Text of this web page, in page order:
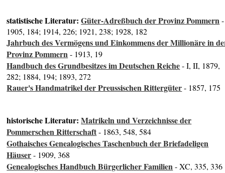
statistische Literatur:Güter-Adreßbuch der Provinz Pommern-
1905, 184; 1914, 226; 1921, 238; 1928, 182
Jahrbuch des Vermögens und Einkommens der Millionäre in
Provinz Pommern- 1913, 19
Handbuch des Grundbesitzes im Deutschen Reiche- I, II, 1879,
282; 1884, 194; 1893, 272
Rauer's Handmatrikel der Preussischen Rittergüter- 1857, 175
historische Literatur:Matrikeln und Verzeichnisse der
Pommerschen Ritterschaft- 1863, 548, 584
Gothaisches Genealogisches Taschenbuch der Briefadeligen
Häuser- 1909, 368
Genealogisches Handbuch Bürgerlicher Familien- XC, 335, 336